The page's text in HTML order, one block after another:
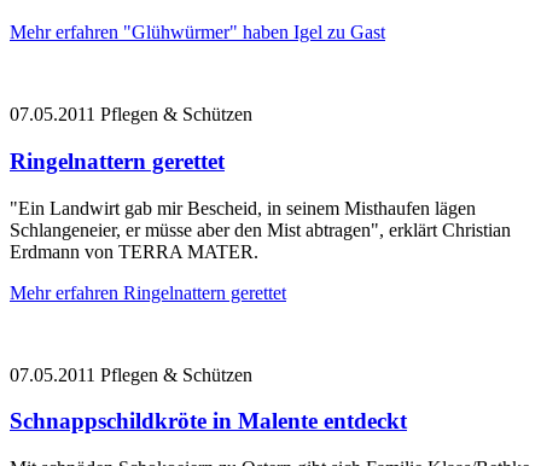
Mehr erfahren "Glühwürmer" haben Igel zu Gast
07.05.2011 Pflegen & Schützen
Ringelnattern gerettet
"Ein Landwirt gab mir Bescheid, in seinem Misthaufen lägen
Schlangeneier, er müsse aber den Mist abtragen", erklärt Christian
Erdmann von TERRA MATER.
Mehr erfahren Ringelnattern gerettet
07.05.2011 Pflegen & Schützen
Schnappschildkröte in Malente entdeckt